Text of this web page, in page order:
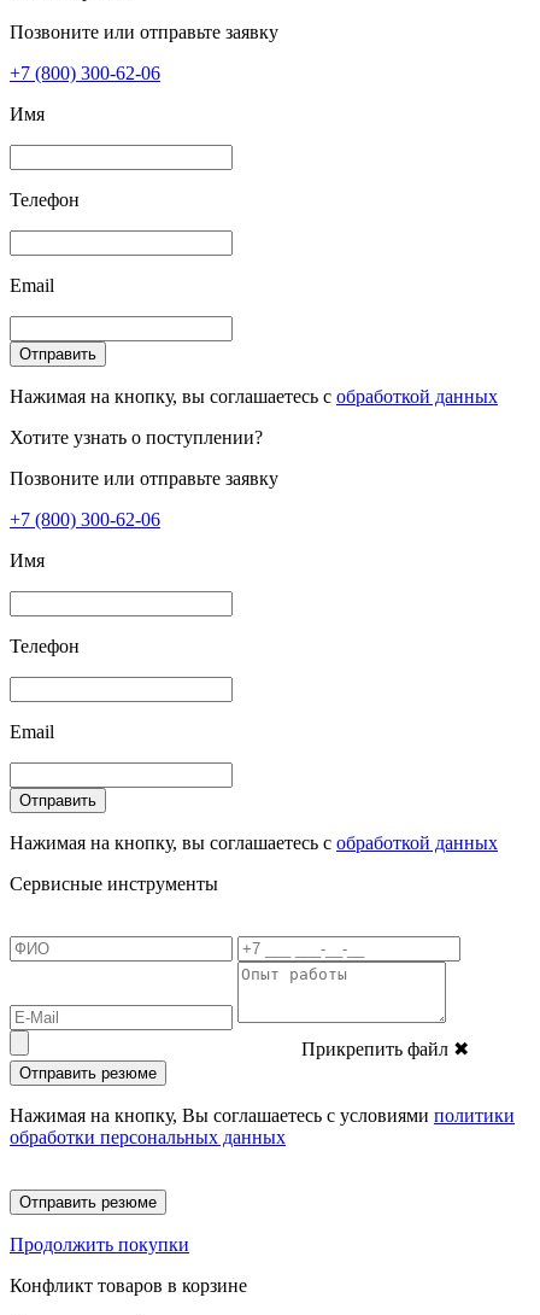
Позвоните или отправьте заявку
+7 (800) 300-62-06
Имя
Телефон
Email
Отправить
Нажимая на кнопку, вы соглашаетесь с обработкой данных
Хотите узнать о поступлении?
Позвоните или отправьте заявку
+7 (800) 300-62-06
Имя
Телефон
Email
Отправить
Нажимая на кнопку, вы соглашаетесь с обработкой данных
Сервисные инструменты
Прикрепить файл ✖
Отправить резюме
Нажимая на кнопку, Вы соглашаетесь с условиями политики
обработки персональных данных
Отправить резюме
Продолжить покупки
Конфликт товаров в корзине